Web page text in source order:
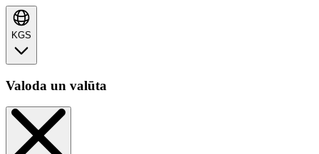
KGS
Valoda un valūta